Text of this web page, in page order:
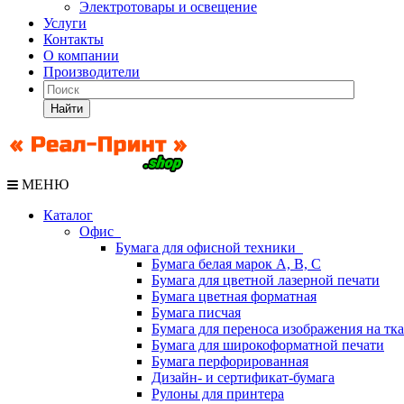
Электротовары и освещение
Услуги
Контакты
О компании
Производители
Найти
МЕНЮ
Каталог
Офис
Бумага для офисной техники
Бумага белая марок А, В, С
Бумага для цветной лазерной печати
Бумага цветная форматная
Бумага писчая
Бумага для переноса изображения на
Бумага для широкоформатной печати
Бумага перфорированная
Дизайн- и сертификат-бумага
Рулоны для принтера